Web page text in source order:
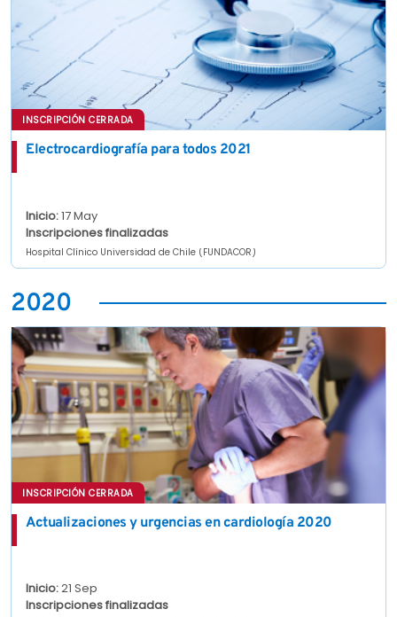
INSCRIPCIÓN CERRADA
Electrocardiografía para todos 2021
Inicio:17 May
Inscripciones finalizadas
Hospital Clínico Universidad de Chile (FUNDACOR)
2020
INSCRIPCIÓN CERRADA
Actualizaciones y urgencias en cardiología 2020
Inicio:21 Sep
Inscripciones finalizadas